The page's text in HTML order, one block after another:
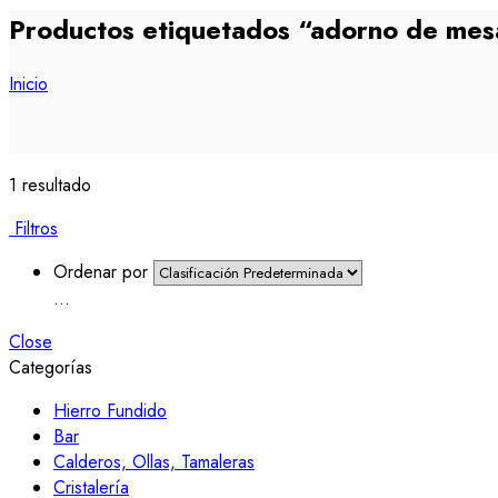
Productos etiquetados “adorno de
Inicio
1 resultado
Filtros
Ordenar por
...
Close
Categorías
Hierro Fundido
Bar
Calderos, Ollas, Tamaleras
Cristalería